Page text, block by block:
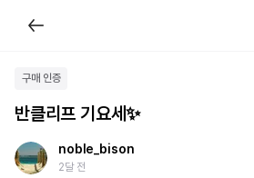
구매 인증
반클리프 기요세✨️
noble_bison
2달 전